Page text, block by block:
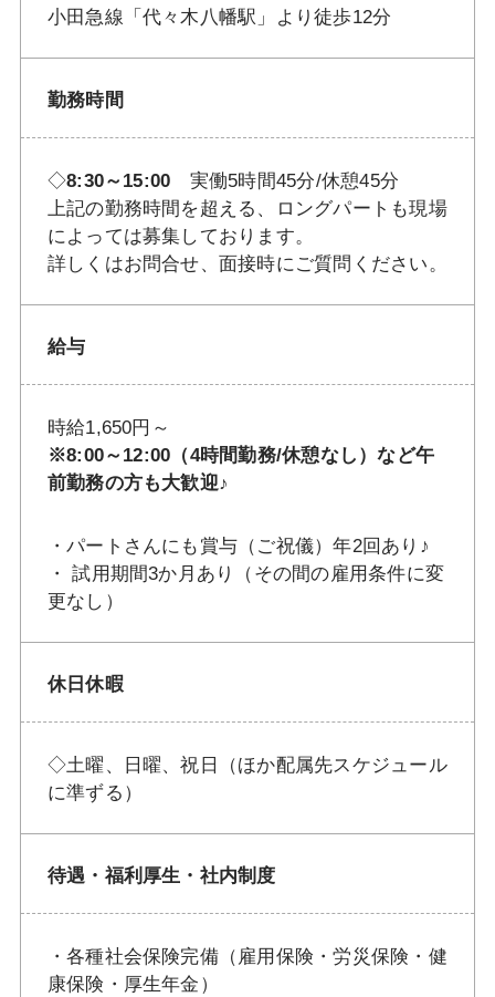
小田急線「代々木八幡駅」より徒歩12分
勤務時間
◇8:30～15:00 実働5時間45分/休憩45分
上記の勤務時間を超える、ロングパートも現場
によっては募集しております。
詳しくはお問合せ、面接時にご質問ください。
給与
時給1,650円～
※8:00～12:00（4時間勤務/休憩なし）など午
前勤務の方も大歓迎♪
・パートさんにも賞与（ご祝儀）年2回あり♪
・ 試用期間3か月あり（その間の雇用条件に変
更なし）
休日休暇
◇土曜、日曜、祝日（ほか配属先スケジュール
に準ずる）
待遇・福利厚生・社内制度
・各種社会保険完備（雇用保険・労災保険・健
康保険・厚生年金）